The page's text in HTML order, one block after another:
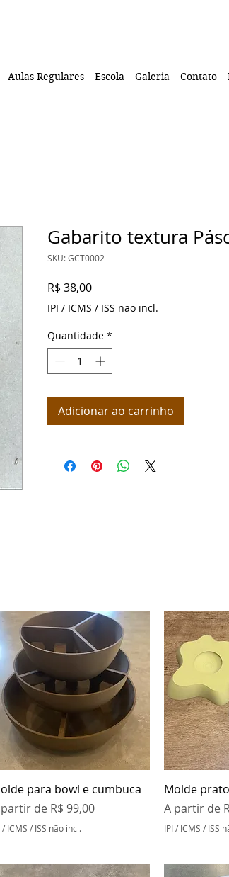
Aulas Regulares Escola Galeria Contato
Gabarito textura
SKU: GCT0002
R$ 38,00Preço
IPI / ICMS / ISS não incl.
Quantidade *
Adicionar ao carrinho
Visualização rápida
para bowl e cumbuca
de R$ 99,00
promocional
/ ICMS / ISS não incl.
Molde
A partir de
Preço
IPI / ICMS / ISS